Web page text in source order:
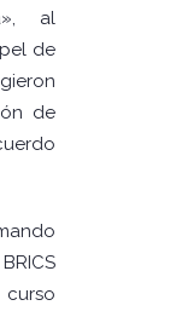
al
de
de